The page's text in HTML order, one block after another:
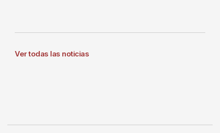
Ver todas las noticias